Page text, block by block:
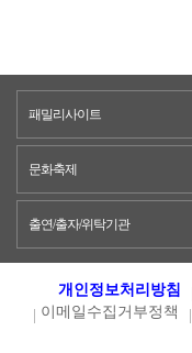
패밀리사이트
문화축제
출연/출자/위탁기관
개인정보처리방침
이메일수집거부정책